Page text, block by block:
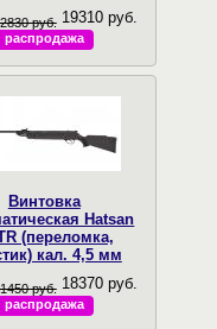
руб. 19310 руб.
распродажа
Винтовка
Hatsan
(переломка,
кал. 4,5 мм
руб. 18370 руб.
распродажа